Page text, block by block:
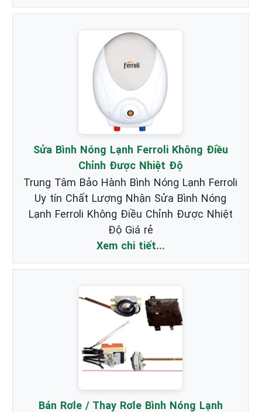
Sửa Bình Nóng Lạnh Ferroli Không Điều
Chỉnh Được Nhiệt Độ
Trung Tâm Bảo Hành Bình Nóng Lạnh Ferroli
Uy tín Chất Lượng Nhận Sửa Bình Nóng
Lạnh Ferroli Không Điều Chỉnh Được Nhiệt
Độ Giá rẻ
Xem chi tiết...
Bán Rơle / Thay Rơle Bình Nóng Lạnh